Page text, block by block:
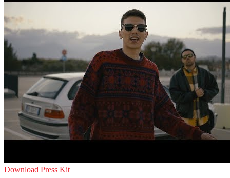
Download Press Kit